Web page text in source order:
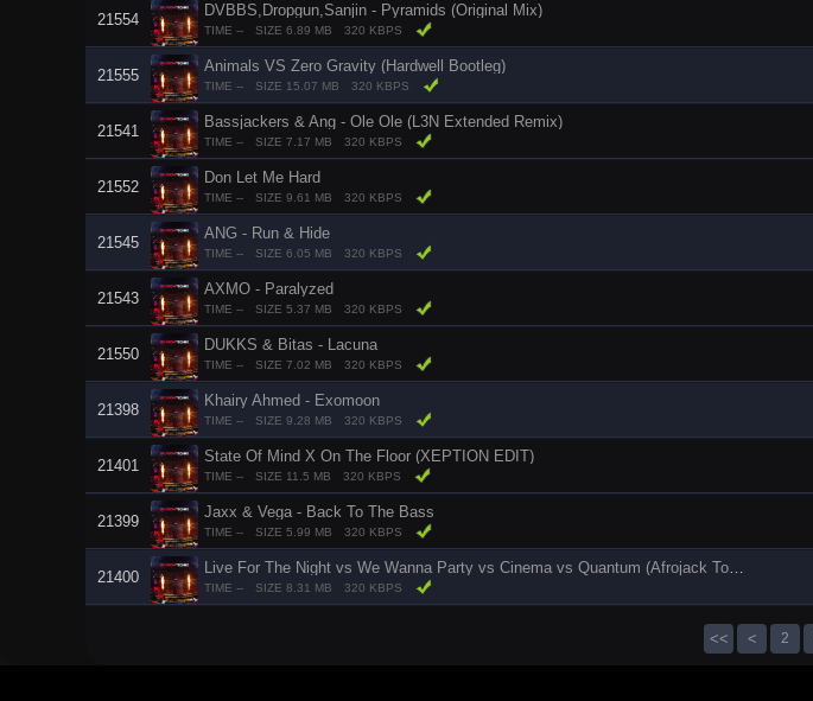
21554
DVBBS,Dropgun,Sanjin - Pyramids (Original Mix)
TIME -- SIZE 6.89 MB 320 KBPS
21555
Animals VS Zero Gravity (Hardwell Bootleg)
TIME -- SIZE 15.07 MB 320 KBPS
21541
Bassjackers & Ang - Ole Ole (L3N Extended Remix)
TIME -- SIZE 7.17 MB 320 KBPS
21552
Don Let Me Hard
TIME -- SIZE 9.61 MB 320 KBPS
21545
ANG - Run & Hide
TIME -- SIZE 6.05 MB 320 KBPS
21543
AXMO - Paralyzed
TIME -- SIZE 5.37 MB 320 KBPS
21550
DUKKS & Bitas - Lacuna
TIME -- SIZE 7.02 MB 320 KBPS
21398
Khairy Ahmed - Exomoon
TIME -- SIZE 9.28 MB 320 KBPS
21401
State Of Mind X On The Floor (XEPTION EDIT)
TIME -- SIZE 11.5 MB 320 KBPS
21399
Jaxx & Vega - Back To The Bass
TIME -- SIZE 5.99 MB 320 KBPS
21400
Live For The Night vs We Wanna Party vs Cinema vs Quantum (Afrojack Tomrrowland Mashup)
TIME -- SIZE 8.31 MB 320 KBPS
<< < 2